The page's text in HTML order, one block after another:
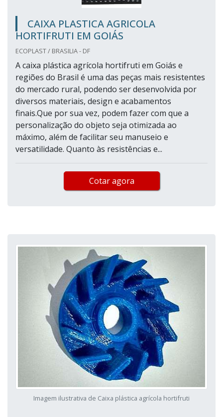
CAIXA PLASTICA AGRICOLA
HORTIFRUTI EM GOIÁS
ECOPLAST / BRASILIA - DF
A caixa plástica agrícola hortifruti em Goiás e
regiões do Brasil é uma das peças mais resistentes
do mercado rural, podendo ser desenvolvida por
diversos materiais, design e acabamentos
finais.Que por sua vez, podem fazer com que a
personalização do objeto seja otimizada ao
máximo, além de facilitar seu manuseio e
versatilidade. Quanto às resistências e...
Cotar agora
Imagem ilustrativa de Caixa plástica agrícola hortifruti